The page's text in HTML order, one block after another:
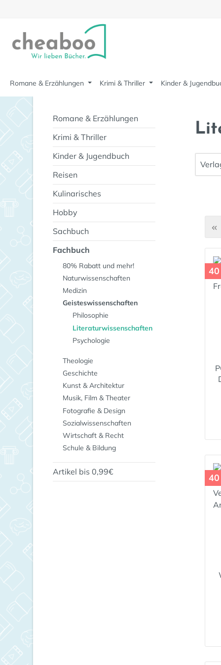
Romane & Erzählungen Krimi & Thriller Kinder &
Romane & Erzählungen
Krimi & Thriller
Kinder & Jugendbuch
Reisen
Kulinarisches
Hobby
Sachbuch
Fachbuch
80% Rabatt und mehr!
Naturwissenschaften
Medizin
Geisteswissenschaften
Philosophie
Literaturwissenschaften
Psychologie
Theologie
Geschichte
Kunst & Architektur
Musik, Film & Theater
Fotografie & Design
Sozialwissenschaften
Wirtschaft & Recht
Schule & Bildung
Artikel bis 0,99€